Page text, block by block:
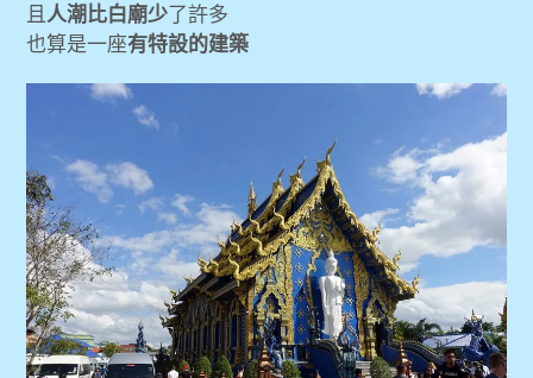
且 人潮比白廟少了許多
也算是一座有特設的建築